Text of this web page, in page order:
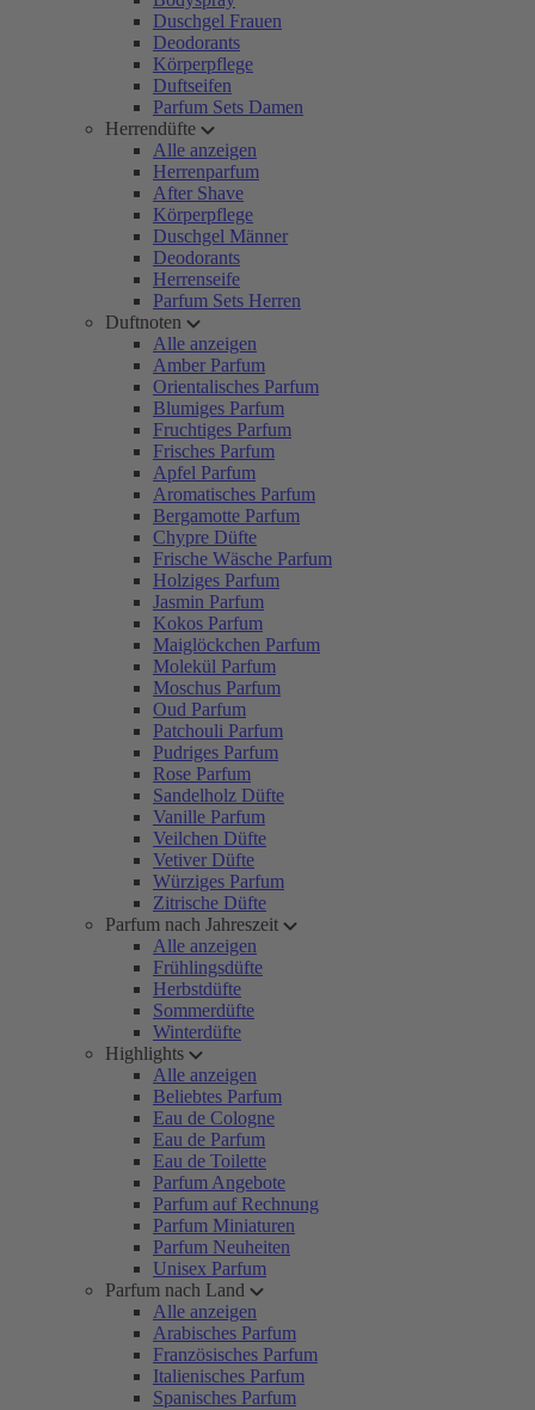
Duschgel Frauen
Deodorants
Körperpflege
Duftseifen
Parfum Sets Damen
Herrendüfte
Alle anzeigen
Herrenparfum
After Shave
Körperpflege
Duschgel Männer
Deodorants
Herrenseife
Parfum Sets Herren
Duftnoten
Alle anzeigen
Amber Parfum
Orientalisches Parfum
Blumiges Parfum
Fruchtiges Parfum
Frisches Parfum
Apfel Parfum
Aromatisches Parfum
Bergamotte Parfum
Chypre Düfte
Frische Wäsche Parfum
Holziges Parfum
Jasmin Parfum
Kokos Parfum
Maiglöckchen Parfum
Molekül Parfum
Moschus Parfum
Oud Parfum
Patchouli Parfum
Pudriges Parfum
Rose Parfum
Sandelholz Düfte
Vanille Parfum
Veilchen Düfte
Vetiver Düfte
Würziges Parfum
Zitrische Düfte
Parfum nach Jahreszeit
Alle anzeigen
Frühlingsdüfte
Herbstdüfte
Sommerdüfte
Winterdüfte
Highlights
Alle anzeigen
Beliebtes Parfum
Eau de Cologne
Eau de Parfum
Eau de Toilette
Parfum Angebote
Parfum auf Rechnung
Parfum Miniaturen
Parfum Neuheiten
Unisex Parfum
Parfum nach Land
Alle anzeigen
Arabisches Parfum
Französisches Parfum
Italienisches Parfum
Spanisches Parfum